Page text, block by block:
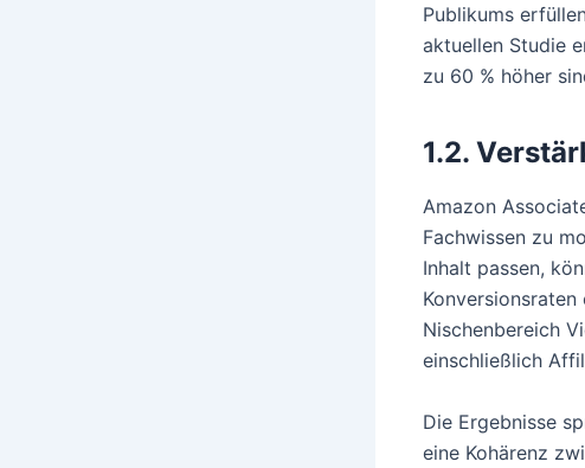
Publikums
aktuellen Studie
zu 60 % höher
1.2.
Amazon
Fachwissen zu
Inhalt passen,
Nischenbereich
einschließlich
Die Ergebnisse
eine Kohärenz